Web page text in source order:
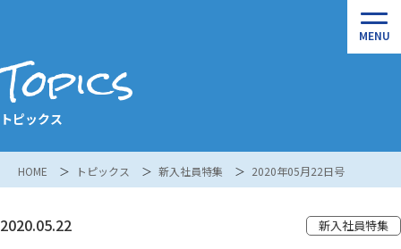
Topics
トピックス
HOME トピックス 新入社員特集 2020年05月22日号
2020.05.22 新入社員特集